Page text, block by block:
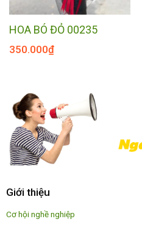
HOA BÓ ĐỎ 00235
350.000₫
Giới thiệu
Cơ hội nghề nghiệp